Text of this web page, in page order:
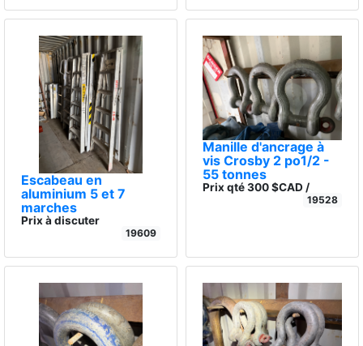
Escabeau en
aluminium 5 et 7
marches
Prix à discuter
19609
Manille d'ancrage à
vis Crosby 2 po1/2 -
55 tonnes
Prix qté 300 $CAD /
19528